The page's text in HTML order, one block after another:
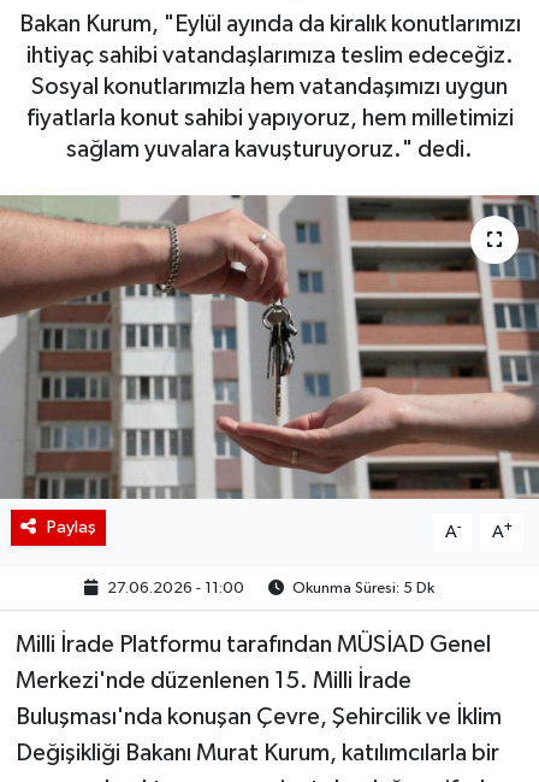
Bakan Kurum, "Eylül ayında da kiralık konutlarımızı
ihtiyaç sahibi vatandaşlarımıza teslim edeceğiz.
Sosyal konutlarımızla hem vatandaşımızı uygun
fiyatlarla konut sahibi yapıyoruz, hem milletimizi
sağlam yuvalara kavuşturuyoruz." dedi.
Paylaş A- A+
27.06.2026 - 11:00 Okunma Süresi: 5 Dk
Milli İrade Platformu tarafından MÜSİAD Genel
Merkezi'nde düzenlenen 15. Milli İrade
Buluşması'nda konuşan Çevre, Şehircilik ve İklim
Değişikliği Bakanı Murat Kurum, katılımcılarla bir
BIST 100 Isı Haritası
Coin Isı Haritası
Ekonomik Takvim
Kiripto Para Piyasası
Gizlilik Sözleşmesi
Hakkımızda
İletişim